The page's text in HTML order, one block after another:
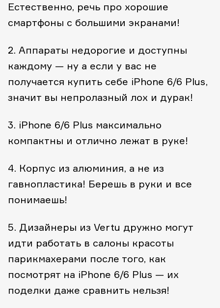
Естественно, речь про хорошие
смартфоны с большими экранами!
2. Аппараты недорогие и доступны
каждому — ну а если у вас не
получается купить себе iPhone 6/6 Plus,
значит вы непролазный лох и дурак!
3. iPhone 6/6 Plus максимально
компактны и отлично лежат в руке!
4. Корпус из алюминия, а не из
гавнопластика! Берешь в руки и все
понимаешь!
5. Дизайнеры из Vertu дружно могут
идти работать в салоны красоты
парикмахерами после того, как
посмотрят на iPhone 6/6 Plus — их
поделки даже сравнить нельзя!